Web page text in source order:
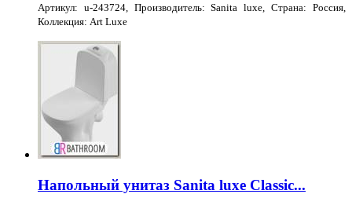
Артикул: u-243724, Производитель: Sanita luxe, Страна: Россия,
Коллекция: Art Luxe
Напольный унитаз Sanita luxe Classic...